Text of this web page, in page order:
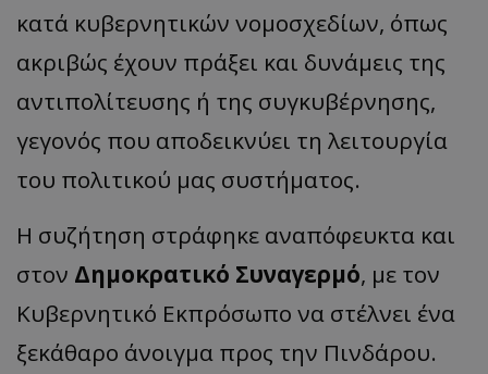
κατά κυβερνητικών νομοσχεδίων, όπως
ακριβώς έχουν πράξει και δυνάμεις της
αντιπολίτευσης ή της συγκυβέρνησης,
γεγονός που αποδεικνύει τη λειτουργία
του πολιτικού μας συστήματος.
​Η συζήτηση στράφηκε αναπόφευκτα και
στον Δημοκρατικό Συναγερμό, με τον
Κυβερνητικό Εκπρόσωπο να στέλνει ένα
ξεκάθαρο άνοιγμα προς την Πινδάρου.